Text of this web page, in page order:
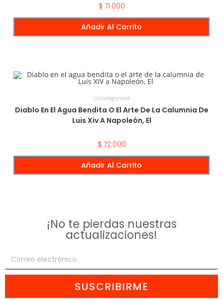
$ 71.000
Añadir Al Carrito
Uncategorized
Diablo En El Agua Bendita O El Arte De La Calumnia De
Luis Xiv A Napoleón, El
$ 72.000
Añadir Al Carrito
¡No te pierdas nuestras
actualizaciones!
SUSCRIBIRME